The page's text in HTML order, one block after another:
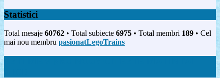
Statistici
Total mesaje 60762 • Total subiecte 6975 • Total membri 189 • Cel
mai nou membru pasionatLegoTrains